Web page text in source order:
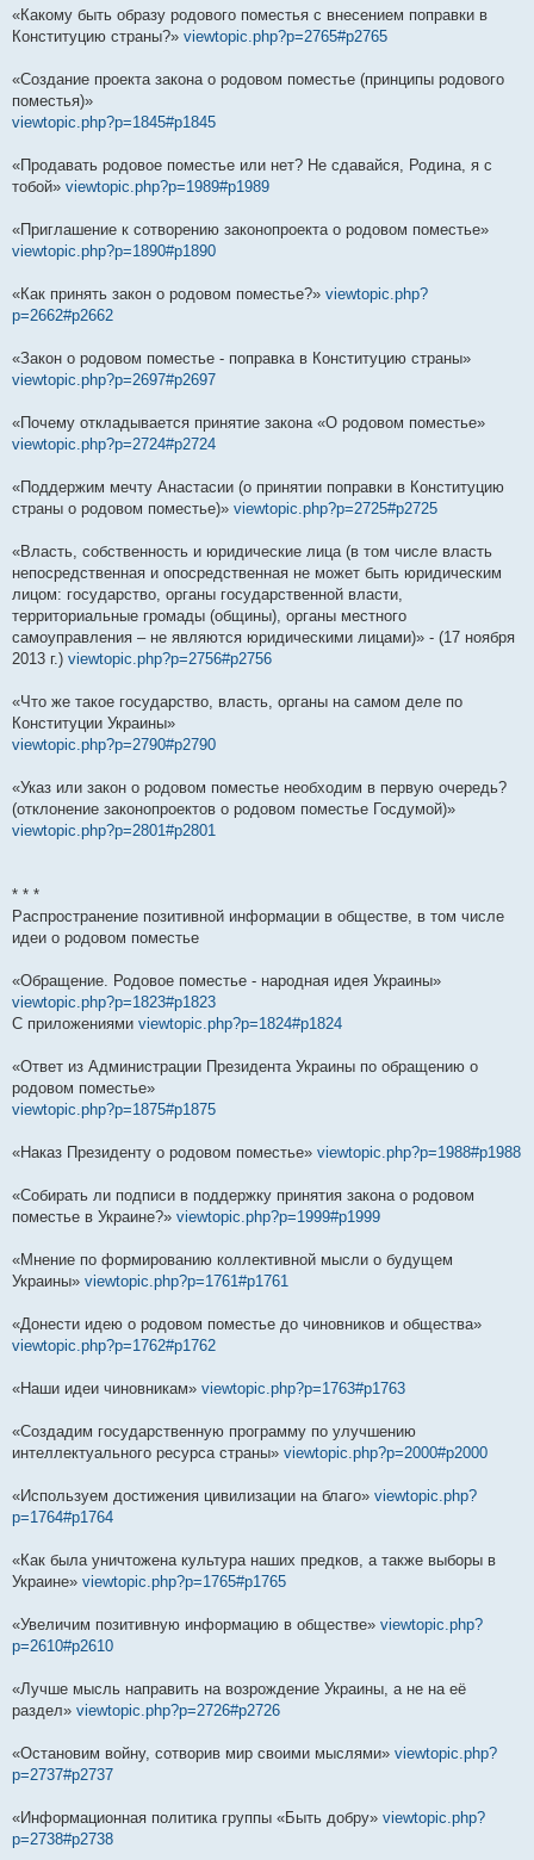
«Какому быть образу родового поместья с внесением поправки в
Конституцию страны?» viewtopic.php?p=2765#p2765
«Создание проекта закона о родовом поместье (принципы родового
поместья)»
viewtopic.php?p=1845#p1845
«Продавать родовое поместье или нет? Не сдавайся, Родина, я с
тобой» viewtopic.php?p=1989#p1989
«Приглашение к сотворению законопроекта о родовом поместье»
viewtopic.php?p=1890#p1890
«Как принять закон о родовом поместье?» viewtopic.php?
p=2662#p2662
«Закон о родовом поместье - поправка в Конституцию страны»
viewtopic.php?p=2697#p2697
«Почему откладывается принятие закона «О родовом поместье»
viewtopic.php?p=2724#p2724
«Поддержим мечту Анастасии (о принятии поправки в Конституцию
страны о родовом поместье)» viewtopic.php?p=2725#p2725
«Власть, собственность и юридические лица (в том числе власть
непосредственная и опосредственная не может быть юридическим
лицом: государство, органы государственной власти,
территориальные громады (общины), органы местного
самоуправления – не являются юридическими лицами)» - (17 ноября
2013 г.) viewtopic.php?p=2756#p2756
«Что же такое государство, власть, органы на самом деле по
Конституции Украины»
viewtopic.php?p=2790#p2790
«Указ или закон о родовом поместье необходим в первую очередь?
(отклонение законопроектов о родовом поместье Госдумой)»
viewtopic.php?p=2801#p2801
* * *
Распространение позитивной информации в обществе, в том числе
идеи о родовом поместье
«Обращение. Родовое поместье - народная идея Украины»
viewtopic.php?p=1823#p1823
С приложениями viewtopic.php?p=1824#p1824
«Ответ из Администрации Президента Украины по обращению о
родовом поместье»
viewtopic.php?p=1875#p1875
«Наказ Президенту о родовом поместье» viewtopic.php?p=1988#p1988
«Собирать ли подписи в поддержку принятия закона о родовом
поместье в Украине?» viewtopic.php?p=1999#p1999
«Мнение по формированию коллективной мысли о будущем
Украины» viewtopic.php?p=1761#p1761
«Донести идею о родовом поместье до чиновников и общества»
viewtopic.php?p=1762#p1762
«Наши идеи чиновникам» viewtopic.php?p=1763#p1763
«Создадим государственную программу по улучшению
интеллектуального ресурса страны» viewtopic.php?p=2000#p2000
«Используем достижения цивилизации на благо» viewtopic.php?
p=1764#p1764
«Как была уничтожена культура наших предков, а также выборы в
Украине» viewtopic.php?p=1765#p1765
«Увеличим позитивную информацию в обществе» viewtopic.php?
p=2610#p2610
«Лучше мысль направить на возрождение Украины, а не на её
раздел» viewtopic.php?p=2726#p2726
«Остановим войну, сотворив мир своими мыслями» viewtopic.php?
p=2737#p2737
«Информационная политика группы «Быть добру» viewtopic.php?
p=2738#p2738